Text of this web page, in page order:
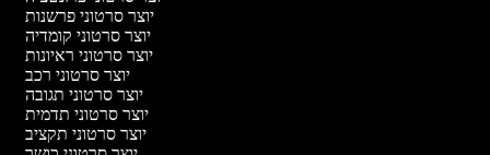
יוצר סרטוני פרשנות
יוצר סרטוני קומדיה
יוצר סרטוני ראיונות
יוצר סרטוני רכב
יוצר סרטוני תגובה
יוצר סרטוני תדמית
יוצר סרטוני תקציב